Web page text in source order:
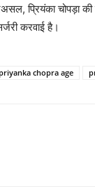
प्रियंका चोपड़ा
करवाई है।
priyanka chopra age